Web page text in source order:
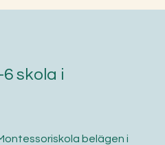
skola i
belägen i